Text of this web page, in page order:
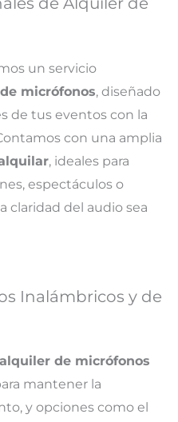
un servicio
micrófonos, diseñado
de tus eventos con la
con una amplia
, ideales para
espectáculos o
claridad del audio sea
Inalámbricos y de
alquiler de micrófonos
mantener la
y opciones como el